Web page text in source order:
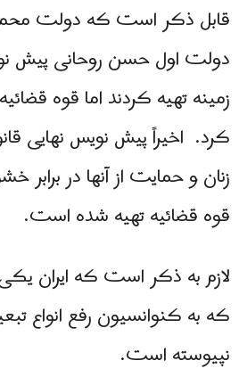
قابل ذکر است که دولت
دولت اول حسن روحانی پیش
زمینه تهیه کردند اما قوه
کرد. اخیراً پیش نویس نهایی
زنان و حمایت از آنها در
قوه قضائیه تهیه شده است.
که به کنوانسیون رفع انواع
نپیوسته است.